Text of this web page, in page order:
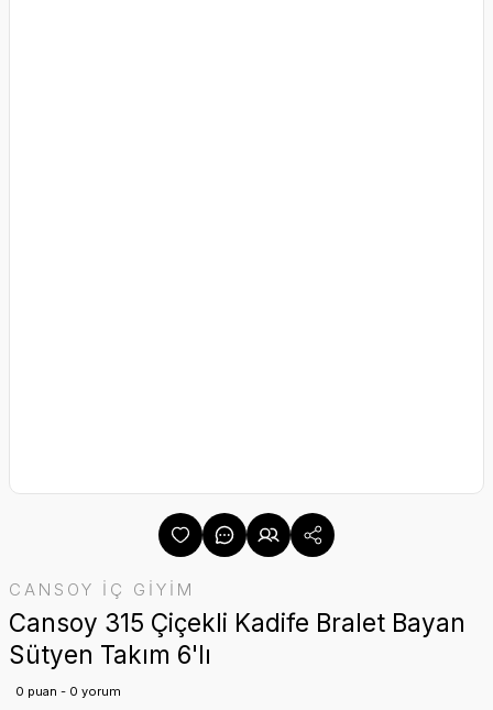
CANSOY İÇ GİYİM
Cansoy 315 Çiçekli Kadife Bralet Bayan
Sütyen Takım 6'lı
0 puan - 0 yorum